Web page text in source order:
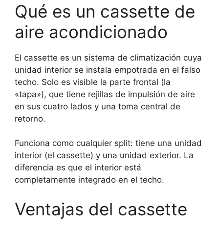
Qué es un cassette de
aire acondicionado
El cassette es un sistema de climatización cuya
unidad interior se instala empotrada en el falso
techo. Solo es visible la parte frontal (la
«tapa»), que tiene rejillas de impulsión de aire
en sus cuatro lados y una toma central de
retorno.
Funciona como cualquier split: tiene una unidad
interior (el cassette) y una unidad exterior. La
diferencia es que el interior está
completamente integrado en el techo.
Ventajas del cassette